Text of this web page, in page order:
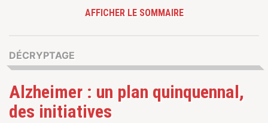
AFFICHER LE SOMMAIRE
DÉCRYPTAGE
Alzheimer : un plan quinquennal,
des initiatives